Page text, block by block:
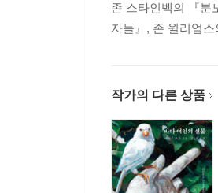
존 스타인벡의 『분
자들』, 존 윌리엄
작가의 다른 상품